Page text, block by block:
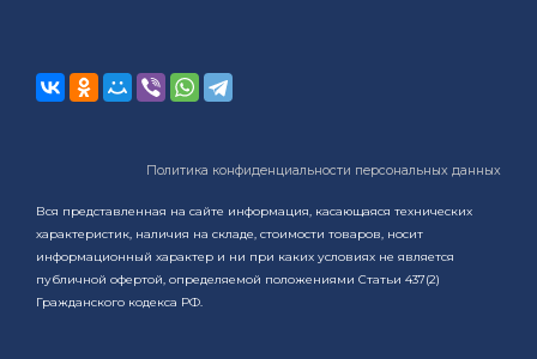
Политика конфиденциальности персональных данных
Вся представленная на сайте информация, касающаяся технических
характеристик, наличия на складе, стоимости товаров, носит
информационный характер и ни при каких условиях не является
публичной офертой, определяемой положениями Статьи 437(2)
Гражданского кодекса РФ.